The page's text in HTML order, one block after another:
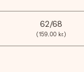
62/68
(159,00 kr.)